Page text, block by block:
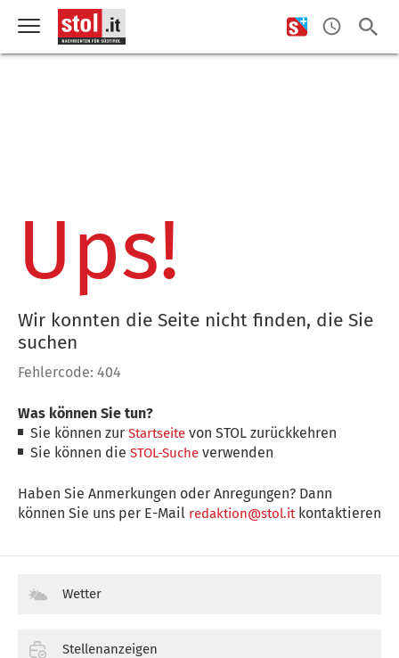
Ups!
Wir konnten die Seite nicht finden, die Sie
suchen
Fehlercode: 404
Was können Sie tun?
Sie können zurStartseite von STOL zurückkehren
Sie können dieSTOL-Suche verwenden
Haben Sie Anmerkungen oder Anregungen? Dann
können Sie uns per E-Mail redaktion@stol.itkontaktieren
Wetter
Stellenanzeigen